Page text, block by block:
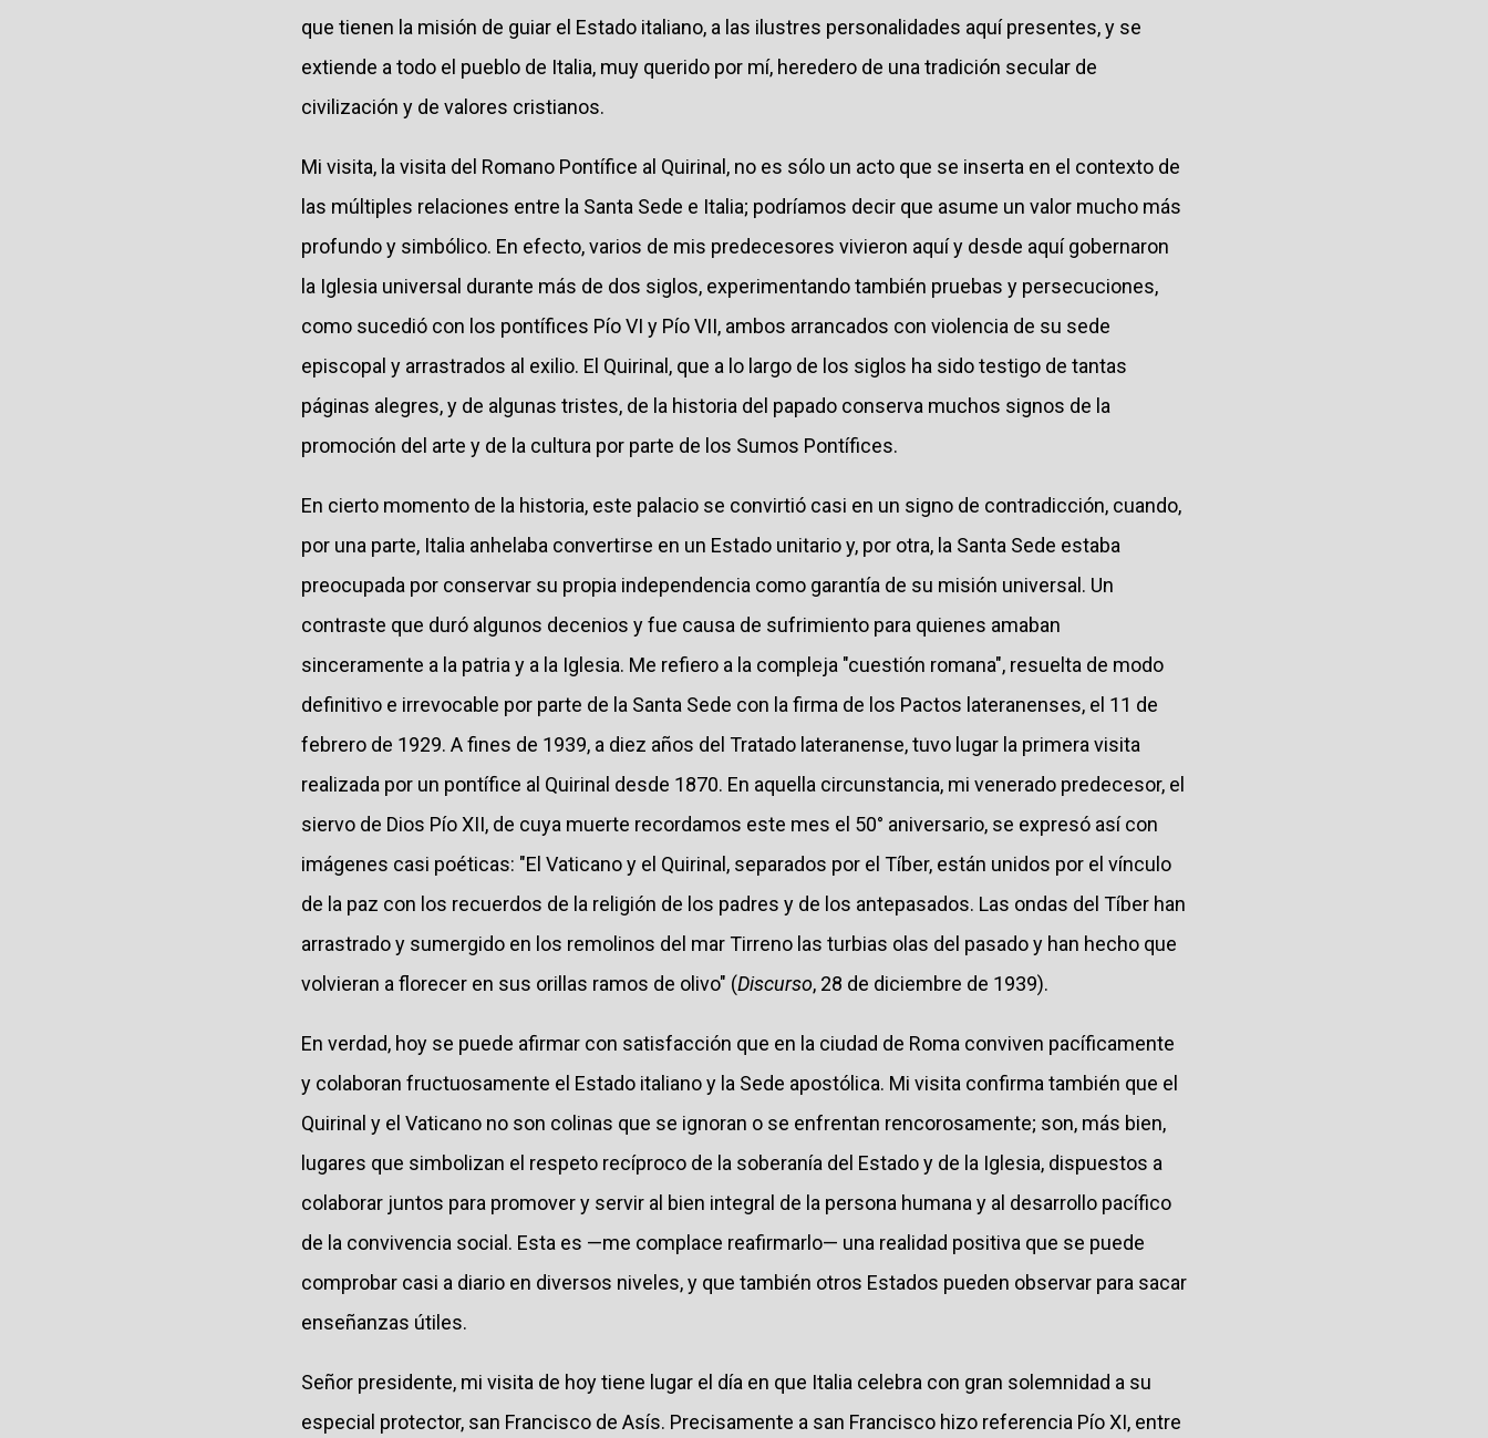
que tienen la misión de guiar el Estado italiano, a las ilustres personalidades aquí presentes, y se
extiende a todo el pueblo de Italia, muy querido por mí, heredero de una tradición secular de
civilización y de valores cristianos.
Mi visita, la visita del Romano Pontífice al Quirinal, no es sólo un acto que se inserta en el contexto de
las múltiples relaciones entre la Santa Sede e Italia; podríamos decir que asume un valor mucho más
profundo y simbólico. En efecto, varios de mis predecesores vivieron aquí y desde aquí gobernaron
la Iglesia universal durante más de dos siglos, experimentando también pruebas y persecuciones,
como sucedió con los pontífices Pío VI y Pío VII, ambos arrancados con violencia de su sede
episcopal y arrastrados al exilio. El Quirinal, que a lo largo de los siglos ha sido testigo de tantas
páginas alegres, y de algunas tristes, de la historia del papado conserva muchos signos de la
promoción del arte y de la cultura por parte de los Sumos Pontífices.
En cierto momento de la historia, este palacio se convirtió casi en un signo de contradicción, cuando,
por una parte, Italia anhelaba convertirse en un Estado unitario y, por otra, la Santa Sede estaba
preocupada por conservar su propia independencia como garantía de su misión universal. Un
contraste que duró algunos decenios y fue causa de sufrimiento para quienes amaban
sinceramente a la patria y a la Iglesia. Me refiero a la compleja "cuestión romana", resuelta de modo
definitivo e irrevocable por parte de la Santa Sede con la firma de los Pactos lateranenses, el 11 de
febrero de 1929. A fines de 1939, a diez años del Tratado lateranense, tuvo lugar la primera visita
realizada por un pontífice al Quirinal desde 1870. En aquella circunstancia, mi venerado predecesor, el
siervo de Dios Pío XII, de cuya muerte recordamos este mes el 50° aniversario, se expresó así con
imágenes casi poéticas: "El Vaticano y el Quirinal, separados por el Tíber, están unidos por el vínculo
de la paz con los recuerdos de la religión de los padres y de los antepasados. Las ondas del Tíber han
arrastrado y sumergido en los remolinos del mar Tirreno las turbias olas del pasado y han hecho que
volvieran a florecer en sus orillas ramos de olivo" (Discurso, 28 de diciembre de 1939).
En verdad, hoy se puede afirmar con satisfacción que en la ciudad de Roma conviven pacíficamente
y colaboran fructuosamente el Estado italiano y la Sede apostólica. Mi visita confirma también que el
Quirinal y el Vaticano no son colinas que se ignoran o se enfrentan rencorosamente; son, más bien,
lugares que simbolizan el respeto recíproco de la soberanía del Estado y de la Iglesia, dispuestos a
colaborar juntos para promover y servir al bien integral de la persona humana y al desarrollo pacífico
de la convivencia social. Esta es —me complace reafirmarlo— una realidad positiva que se puede
comprobar casi a diario en diversos niveles, y que también otros Estados pueden observar para sacar
enseñanzas útiles.
Señor presidente, mi visita de hoy tiene lugar el día en que Italia celebra con gran solemnidad a su
especial protector, san Francisco de Asís. Precisamente a san Francisco hizo referencia Pío XI, entre